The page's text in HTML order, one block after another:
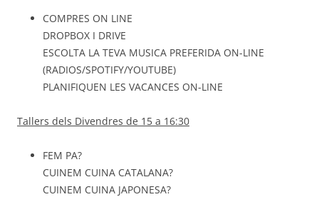
COMPRES ON LINE
DROPBOX I DRIVE
ESCOLTA LA TEVA MUSICA PREFERIDA ON-LINE
(RADIOS/SPOTIFY/YOUTUBE)
PLANIFIQUEN LES VACANCES ON-LINE
Tallers dels Divendres de 15 a 16:30
FEM PA?
CUINEM CUINA CATALANA?
CUINEM CUINA JAPONESA?